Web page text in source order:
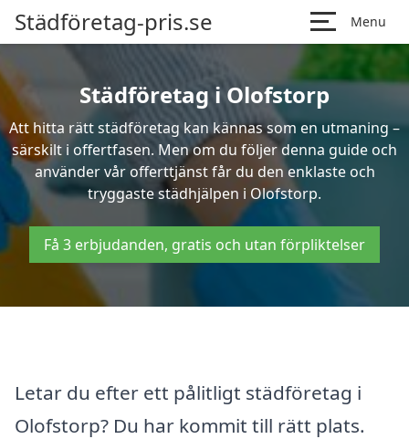
Städföretag-pris.se Menu
Städföretag i Olofstorp
Att hitta rätt städföretag kan kännas som en utmaning –
särskilt i offertfasen. Men om du följer denna guide och
använder vår offerttjänst får du den enklaste och
tryggaste städhjälpen i Olofstorp.
Få 3 erbjudanden, gratis och utan förpliktelser
Letar du efter ett pålitligt städföretag i
Olofstorp? Du har kommit till rätt plats.